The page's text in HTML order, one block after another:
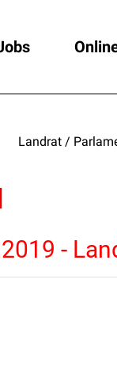
Landrat /